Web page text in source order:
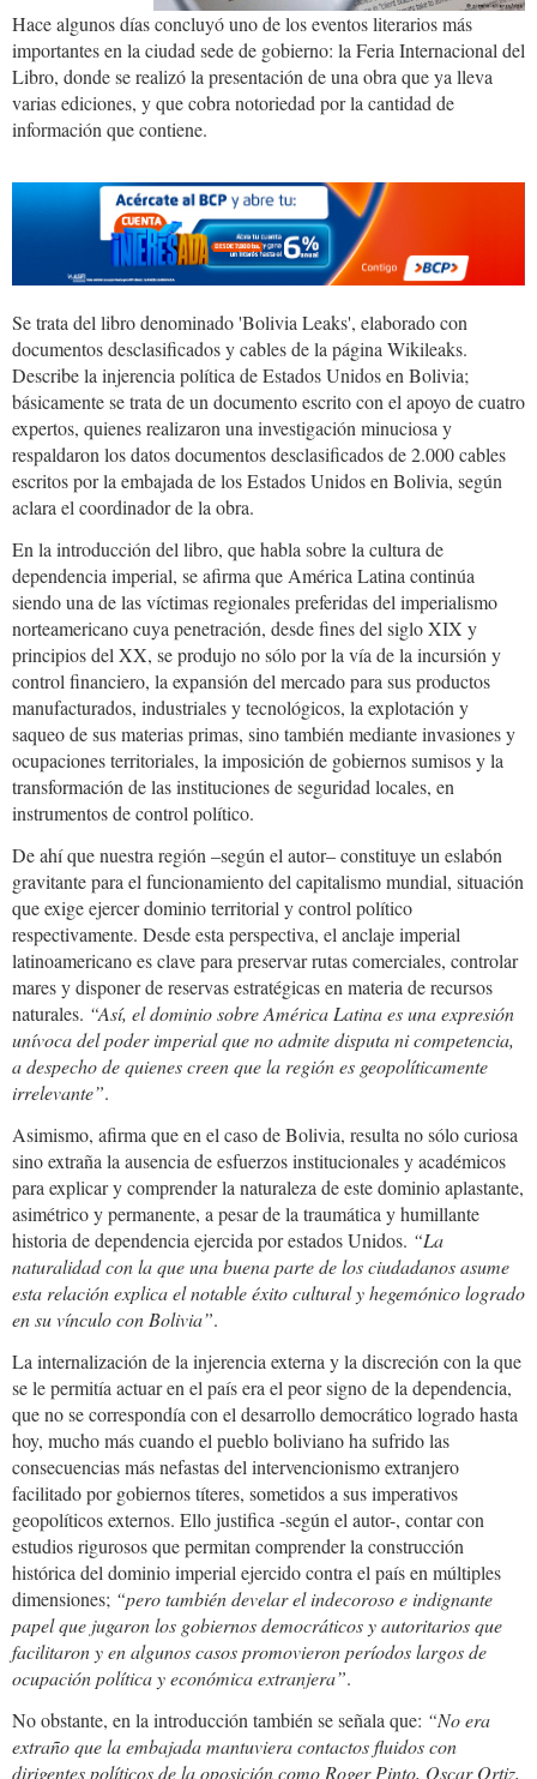
Hace algunos días concluyó uno de los eventos literarios más
importantes en la ciudad sede de gobierno: la Feria Internacional del
Libro, donde se realizó la presentación de una obra que ya lleva
varias ediciones, y que cobra notoriedad por la cantidad de
información que contiene.
Se trata del libro denominado 'Bolivia Leaks', elaborado con
documentos desclasificados y cables de la página Wikileaks.
Describe la injerencia política de Estados Unidos en Bolivia;
básicamente se trata de un documento escrito con el apoyo de cuatro
expertos, quienes realizaron una investigación minuciosa y
respaldaron los datos documentos desclasificados de 2.000 cables
escritos por la embajada de los Estados Unidos en Bolivia, según
aclara el coordinador de la obra.
En la introducción del libro, que habla sobre la cultura de
dependencia imperial, se afirma que América Latina continúa
siendo una de las víctimas regionales preferidas del imperialismo
norteamericano cuya penetración, desde fines del siglo XIX y
principios del XX, se produjo no sólo por la vía de la incursión y
control financiero, la expansión del mercado para sus productos
manufacturados, industriales y tecnológicos, la explotación y
saqueo de sus materias primas, sino también mediante invasiones y
ocupaciones territoriales, la imposición de gobiernos sumisos y la
transformación de las instituciones de seguridad locales, en
instrumentos de control político.
De ahí que nuestra región –según el autor– constituye un eslabón
gravitante para el funcionamiento del capitalismo mundial, situación
que exige ejercer dominio territorial y control político
respectivamente. Desde esta perspectiva, el anclaje imperial
latinoamericano es clave para preservar rutas comerciales, controlar
mares y disponer de reservas estratégicas en materia de recursos
naturales. “Así, el dominio sobre América Latina es una expresión
unívoca del poder imperial que no admite disputa ni competencia,
a despecho de quienes creen que la región es geopolíticamente
irrelevante”.
Asimismo, afirma que en el caso de Bolivia, resulta no sólo curiosa
sino extraña la ausencia de esfuerzos institucionales y académicos
para explicar y comprender la naturaleza de este dominio aplastante,
asimétrico y permanente, a pesar de la traumática y humillante
historia de dependencia ejercida por estados Unidos. “La
naturalidad con la que una buena parte de los ciudadanos asume
esta relación explica el notable éxito cultural y hegemónico logrado
en su vínculo con Bolivia”.
La internalización de la injerencia externa y la discreción con la que
se le permitía actuar en el país era el peor signo de la dependencia,
que no se correspondía con el desarrollo democrático logrado hasta
hoy, mucho más cuando el pueblo boliviano ha sufrido las
consecuencias más nefastas del intervencionismo extranjero
facilitado por gobiernos títeres, sometidos a sus imperativos
geopolíticos externos. Ello justifica -según el autor-, contar con
estudios rigurosos que permitan comprender la construcción
histórica del dominio imperial ejercido contra el país en múltiples
dimensiones; “pero también develar el indecoroso e indignante
papel que jugaron los gobiernos democráticos y autoritarios que
facilitaron y en algunos casos promovieron períodos largos de
ocupación política y económica extranjera”.
No obstante, en la introducción también se señala que: “No era
extraño que la embajada mantuviera contactos fluidos con
dirigentes políticos de la oposición como Roger Pinto, Oscar Ortiz,